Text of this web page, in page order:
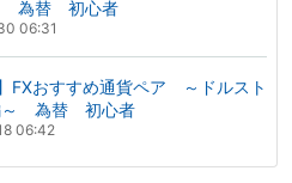
為替 初心者
06:31
FXおすすめ通貨ペア ～ドルスト
～ 為替 初心者
06:42